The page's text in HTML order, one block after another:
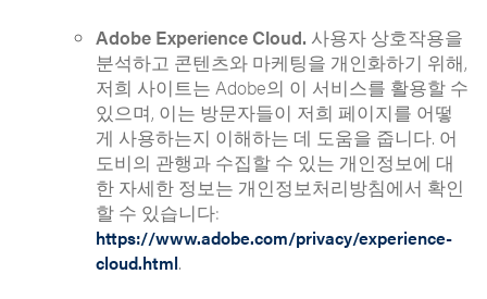
Adobe Experience Cloud. 사용자 상호작용을
분석하고 콘텐츠와 마케팅을 개인화하기 위해,
저희 사이트는 Adobe의 이 서비스를 활용할 수
있으며, 이는 방문자들이 저희 페이지를 어떻
게 사용하는지 이해하는 데 도움을 줍니다. 어
도비의 관행과 수집할 수 있는 개인정보에 대
한 자세한 정보는 개인정보처리방침에서 확인
할 수 있습니다:
https://www.adobe.com/privacy/experience-
cloud.html.